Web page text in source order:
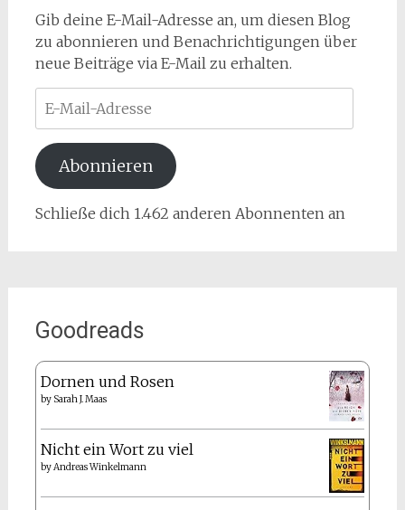
Gib deine E-Mail-Adresse an, um diesen Blog
zu abonnieren und Benachrichtigungen über
neue Beiträge via E-Mail zu erhalten.
Mail-
Adresse
Abonnieren
Schließe dich 1.462 anderen Abonnenten an
Goodreads
Dornen und Rosen
by Sarah J. Maas
Nicht ein Wort zu viel
byAndreas Winkelmann